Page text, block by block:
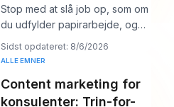
Stop med at slå job op, som om
du udfylder papirarbejde, og
begynd at skrive dem, som om
du prøver a
Sidst opdateret: 8/6/2026
ALLE EMNER
Content marketing for
konsulenter: Trin-for-